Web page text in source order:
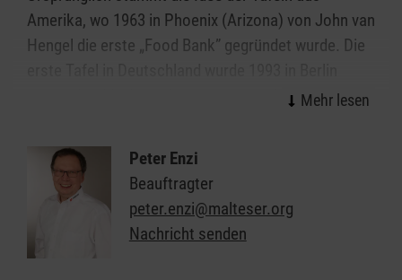
Amerika, wo 1963 in Phoenix (Arizona) von John van
Hengel die erste „Food Bank” gegründet wurde. Die
gegründet. Mittlerweile gibt es hierzulande über 900
Nicht alle Menschen haben ihr täglich Brot – und
doch gibt es Lebensmittel im Überfluss.
Die Ausgabe von gespendeten Lebensmitteln
unterliegt selbstverständlich hohen
Peter Enzi
Beauftragter
peter.enzi@malteser.org
Nachricht senden